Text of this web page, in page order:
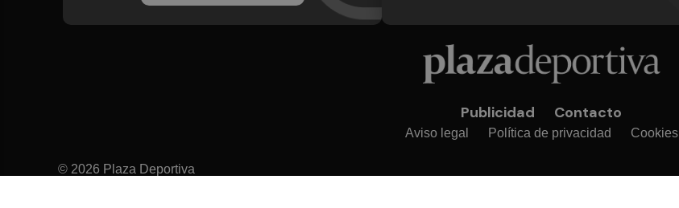
Publicidad Contacto
Aviso legal Política de privacidad Cookies
© 2026 Plaza Deportiva